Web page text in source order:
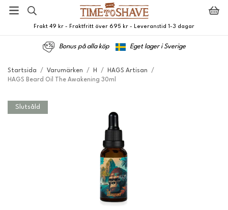
Frakt 49 kr - Fraktfritt över 695 kr - Leveranstid 1-3 dagar
Bonus på alla köp Eget lager i Sverige
Startsida / Varumärken / H / HAGS Artisan
/
HAGS Beard Oil The Awakening 30ml
Slutsåld